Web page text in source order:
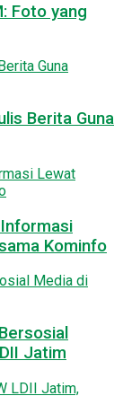
Foto yang
Berita Guna
Kominfo
Jatim